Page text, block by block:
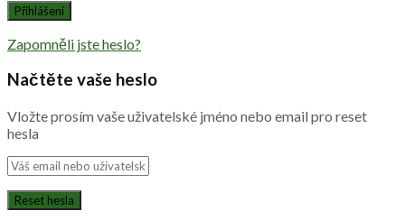
Zapomněli jste heslo?
Načtěte vaše heslo
Vložte prosím vaše uživatelské jméno nebo email pro reset
hesla